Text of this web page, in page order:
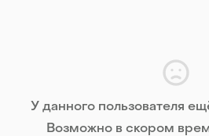
У данного пользователя
Возможно в скором